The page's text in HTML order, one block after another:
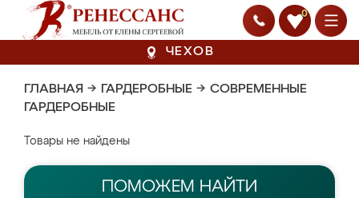
0
ЧЕХОВ
ГЛАВНАЯ → ГАРДЕРОБНЫЕ → СОВРЕМЕННЫЕ
ГАРДЕРОБНЫЕ
Товары не найдены
ПОМОЖЕМ НАЙТИ